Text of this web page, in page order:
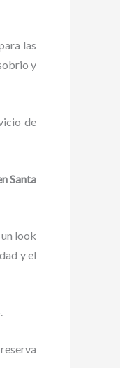
las
y
de
Santa
look
y el